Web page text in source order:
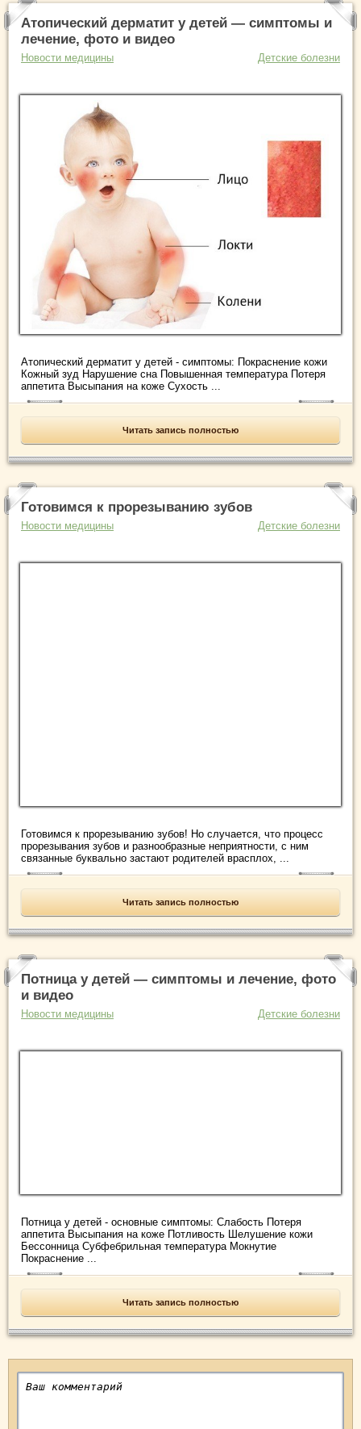
Атопический дерматит у детей — симптомы и
лечение, фото и видео
Новости медицины Детские болезни
Атопический дерматит у детей - симптомы: Покраснение кожи
Кожный зуд Нарушение сна Повышенная температура Потеря
аппетита Высыпания на коже Сухость ...
Читать запись полностью
Готовимся к прорезыванию зубов
Новости медицины Детские болезни
Готовимся к прорезыванию зубов! Но случается, что процесс
прорезывания зубов и разнообразные неприятности, с ним
связанные буквально застают родителей врасплох, ...
Читать запись полностью
Потница у детей — симптомы и лечение, фото
и видео
Новости медицины Детские болезни
Потница у детей - основные симптомы: Слабость Потеря
аппетита Высыпания на коже Потливость Шелушение кожи
Бессонница Субфебрильная температура Мокнутие
Покраснение ...
Читать запись полностью